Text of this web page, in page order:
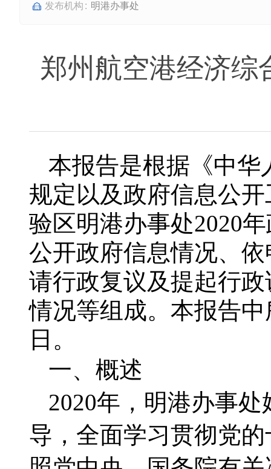
明港办事处
郑州航空港经济综
本报告是根据《中华
规定以及政府信息公
验区明港办事处2020
公开政府信息情况、
请行政复议及提起行
情况等组成。本报告
日。
一、 概述
2020年，明港办事
导，全面学习贯彻党